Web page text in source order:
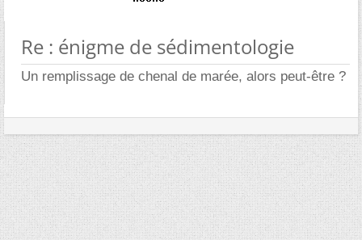
Re : énigme de sédimentologie
Un remplissage de chenal de marée, alors peut-être ?